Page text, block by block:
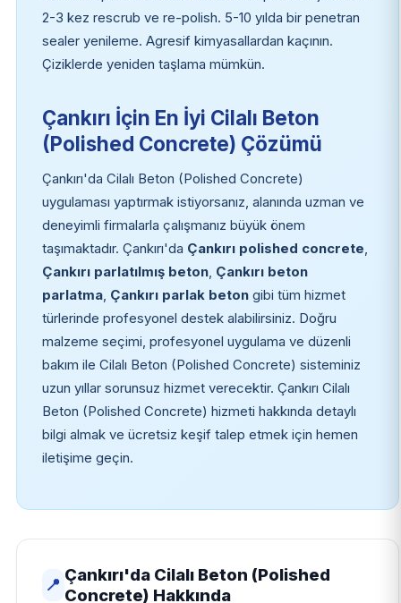
2-3 kez rescrub ve re-polish. 5-10 yılda bir penetran
sealer yenileme. Agresif kimyasallardan kaçının.
Çiziklerde yeniden taşlama mümkün.
Çankırı İçin En İyi Cilalı Beton
(Polished Concrete) Çözümü
Çankırı'da Cilalı Beton (Polished Concrete)
uygulaması yaptırmak istiyorsanız, alanında uzman ve
deneyimli firmalarla çalışmanız büyük önem
taşımaktadır. Çankırı'da Çankırı polished concrete,
Çankırı parlatılmış beton, Çankırı beton
parlatma, Çankırı parlak betongibi tüm hizmet
türlerinde profesyonel destek alabilirsiniz. Doğru
malzeme seçimi, profesyonel uygulama ve düzenli
bakım ile Cilalı Beton (Polished Concrete) sisteminiz
uzun yıllar sorunsuz hizmet verecektir. Çankırı Cilalı
Beton (Polished Concrete) hizmeti hakkında detaylı
bilgi almak ve ücretsiz keşif talep etmek için hemen
iletişime geçin.
📍
Çankırı'da Cilalı Beton (Polished
Concrete) Hakkında